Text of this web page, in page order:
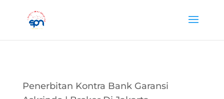
Penerbitan Kontra Bank Garansi